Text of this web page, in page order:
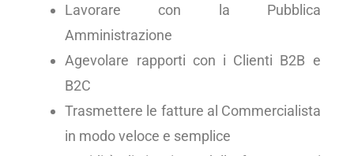
Lavorare con la Pubblica
Amministrazione
Agevolare rapporti con i Clienti B2B e
B2C
Trasmettere le fatture al Commercialista
in modo veloce e semplice